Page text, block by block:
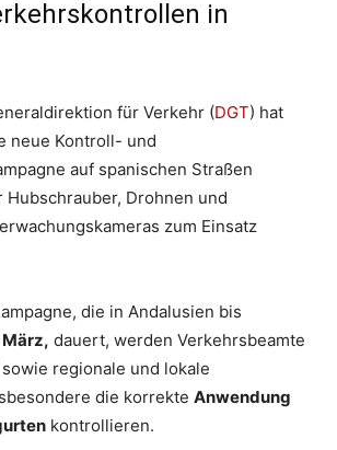
in
für Verkehr (DGT) hat
neue Kontroll- und
auf spanischen Straßen
Drohnen und
zum Einsatz
die in Andalusien bis
März, dauert, werden Verkehrsbeamte
regionale und lokale
die korrekte Anwendung
kontrollieren.